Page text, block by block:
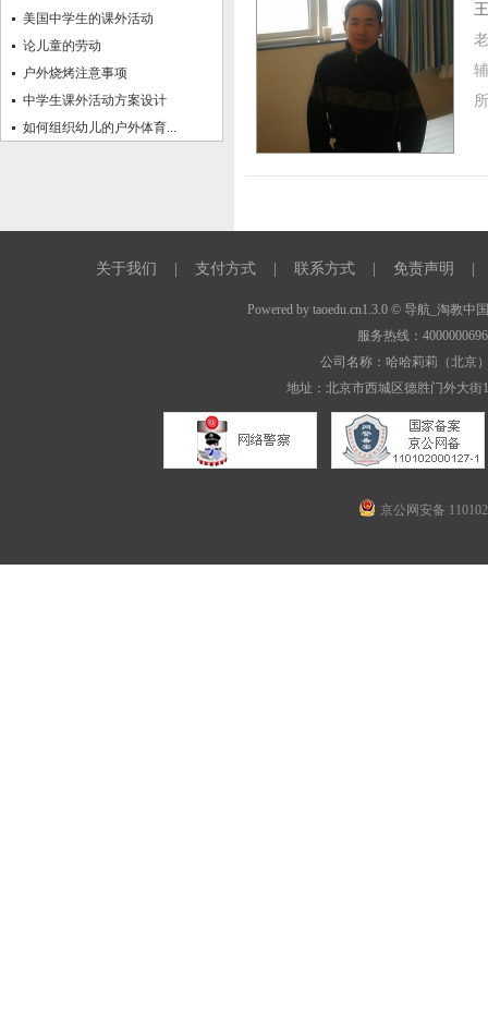
美国中学生的课外活动
论儿童的劳动
户外烧烤注意事项
中学生课外活动方案设计
如何组织幼儿的户外体育...
关于我们 支付方式 联系方式 免责声明
Powered by taoedu.cn1.3.0© 导航_淘教中国
服务热线：
公司名称：哈哈莉莉（北
地址：北京市西城区德胜门外大街
京公网安备